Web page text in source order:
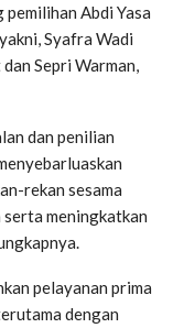
Abdi Yasa
Syafra Wadi
Sepri Warman,
dan penilian
rekan sesama
serta meningkatkan
pelayanan prima
dengan